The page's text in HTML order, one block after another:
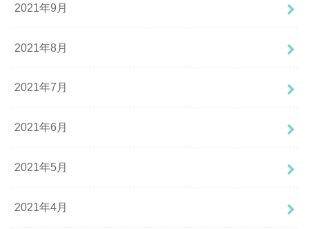
2021年9月
2021年8月
2021年7月
2021年6月
2021年5月
2021年4月